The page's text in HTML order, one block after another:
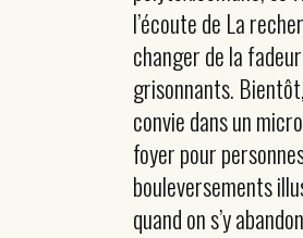
l’écoute de La
changer de la
grisonnants.
convie dans un
foyer pour
bouleversements
quand on s’y